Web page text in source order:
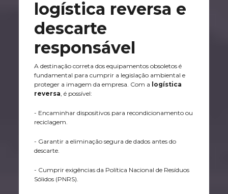
logística reversa e
descarte
responsável
A destinação correta dos equipamentos obsoletos é
fundamental para cumprir a legislação ambiental e
proteger a imagem da empresa. Com a logística
reversa, é possível:
- Encaminhar dispositivos para recondicionamento ou
reciclagem.
- Garantir a eliminação segura de dados antes do
descarte.
- Cumprir exigências da Política Nacional de Resíduos
Sólidos (PNRS).